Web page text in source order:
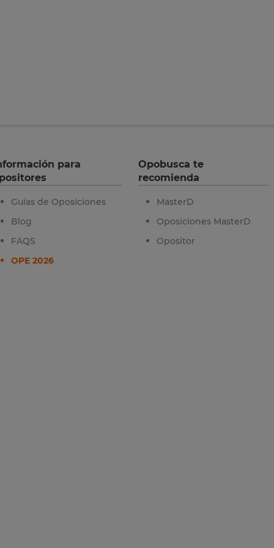
para
Guías de Oposiciones
Blog
FAQS
OPE 2026
Opobusca te
recomienda
MasterD
Oposiciones MasterD
Opositor